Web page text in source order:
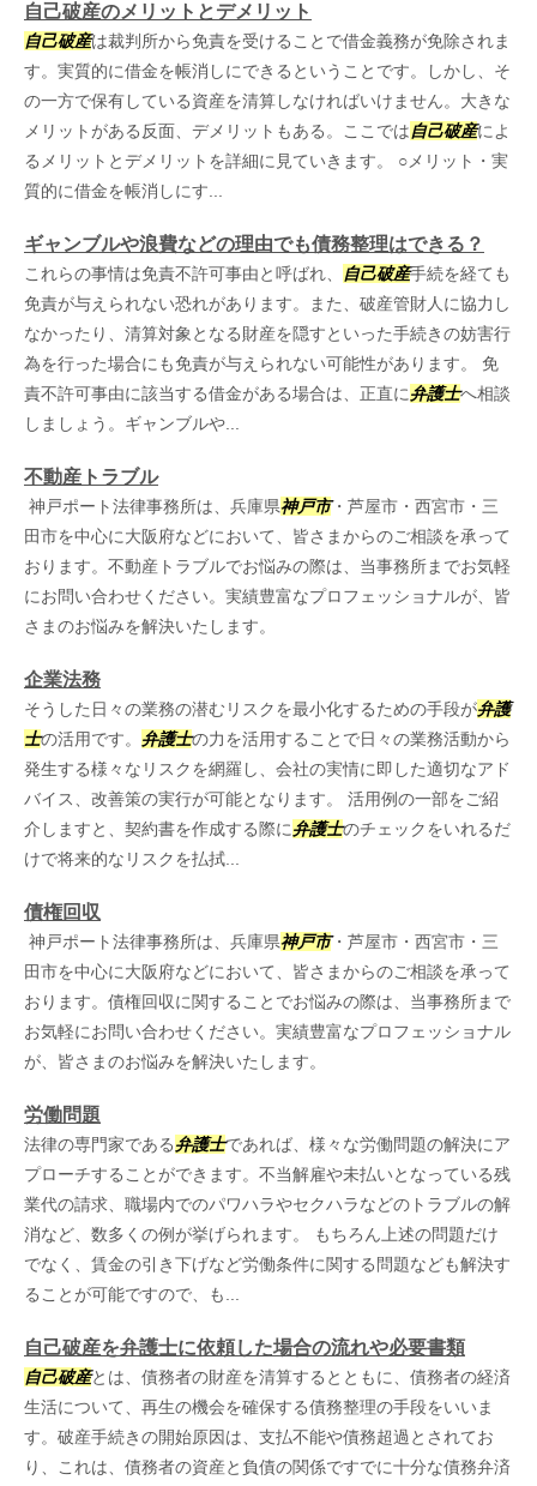
自己破産のメリットとデメリット
自己破産は裁判所から免責を受けることで借金義務が免除されま
す。実質的に借金を帳消しにできるということです。しかし、そ
の一方で保有している資産を清算しなければいけません。大きな
メリットがある反面、デメリットもある。ここでは自己破産によ
るメリットとデメリットを詳細に見ていきます。 ○メリット・実
質的に借金を帳消しにす...
ギャンブルや浪費などの理由でも債務整理はできる？
これらの事情は免責不許可事由と呼ばれ、 自己破産手続を経ても
免責が与えられない恐れがあります。また、破産管財人に協力し
なかったり、清算対象となる財産を隠すといった手続きの妨害行
為を行った場合にも免責が与えられない可能性があります。 免
責不許可事由に該当する借金がある場合は、正直に弁護士へ相談
しましょう。ギャンブルや...
不動産トラブル
神戸ポート法律事務所は、兵庫県神戸市・芦屋市・西宮市・三
田市を中心に大阪府などにおいて、皆さまからのご相談を承って
おります。不動産トラブルでお悩みの際は、当事務所までお気軽
にお問い合わせください。実績豊富なプロフェッショナルが、皆
さまのお悩みを解決いたします。
企業法務
そうした日々の業務の潜むリスクを最小化するための手段が弁護
士の活用です。 弁護士の力を活用することで日々の業務活動から
発生する様々なリスクを網羅し、会社の実情に即した適切なアド
バイス、改善策の実行が可能となります。 活用例の一部をご紹
介しますと、契約書を作成する際に弁護士のチェックをいれるだ
けで将来的なリスクを払拭...
債権回収
神戸ポート法律事務所は、兵庫県神戸市・芦屋市・西宮市・三
田市を中心に大阪府などにおいて、皆さまからのご相談を承って
おります。債権回収に関することでお悩みの際は、当事務所まで
お気軽にお問い合わせください。実績豊富なプロフェッショナル
が、皆さまのお悩みを解決いたします。
労働問題
法律の専門家である弁護士であれば、様々な労働問題の解決にア
プローチすることができます。不当解雇や未払いとなっている残
業代の請求、職場内でのパワハラやセクハラなどのトラブルの解
消など、数多くの例が挙げられます。 もちろん上述の問題だけ
でなく、賃金の引き下げなど労働条件に関する問題なども解決す
ることが可能ですので、も...
自己破産を弁護士に依頼した場合の流れや必要書類
自己破産とは、債務者の財産を清算するとともに、債務者の経済
生活について、再生の機会を確保する債務整理の手段をいいま
す。破産手続きの開始原因は、支払不能や債務超過とされてお
り、これは、債務者の資産と負債の関係ですでに十分な債務弁済